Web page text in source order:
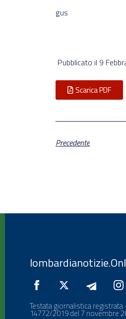
gus
Pubblicato il 9
Scarica PDF
Precedente
Testata giornalistica
14772/2019 del 7 novembre